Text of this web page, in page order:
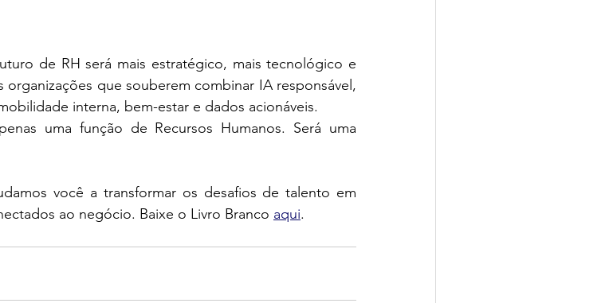
de RH será mais estratégico, mais tecnológico e
organizações que souberem combinar IA responsável,
interna, bem-estar e dados acionáveis.
uma função de Recursos Humanos. Será uma
você a transformar os desafios de talento em
ao negócio. Baixe o Livro Branco aqui.